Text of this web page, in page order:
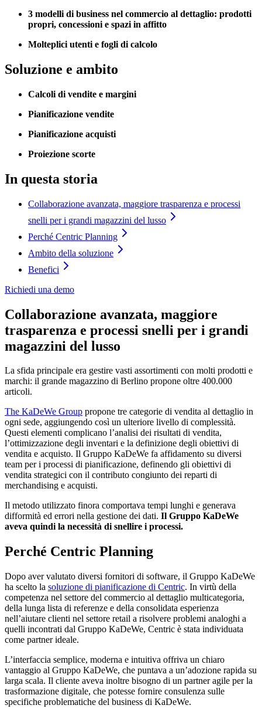
3 modelli di business nel commercio al dettaglio: prodotti
propri, concessioni e spazi in affitto
Molteplici utenti e fogli di calcolo
Soluzione e ambito
Calcoli di vendite e margini
Pianificazione vendite
Pianificazione acquisti
Proiezione scorte
In questa storia
Collaborazione avanzata, maggiore trasparenza e processi
snelli per i grandi magazzini del lusso
Perché Centric Planning
Ambito della soluzione
Benefici
Richiedi una demo
Collaborazione avanzata, maggiore
trasparenza e processi snelli per i grandi
magazzini del lusso
La sfida principale era gestire vasti assortimenti con molti prodotti e
marchi: il grande magazzino di Berlino propone oltre 400.000
articoli.
The KaDeWe Group propone tre categorie di vendita al dettaglio in
ogni sede, aggiungendo così un ulteriore livello di complessità.
Questi elementi complicano l’analisi dei risultati di vendita,
l’ottimizzazione degli inventari e la definizione degli obiettivi di
vendita e acquisto. Il Gruppo KaDeWe fa affidamento su diversi
team per i processi di pianificazione, definendo gli obiettivi di
vendita strategici con il contributo congiunto dei reparti di
merchandising e acquisti.
Il metodo utilizzato finora comportava tempi lunghi e generava
difformità ed errori nella gestione dei dati. Il Gruppo KaDeWe
aveva quindi la necessità di snellire i processi.
Perché Centric Planning
Dopo aver valutato diversi fornitori di software, il Gruppo KaDeWe
ha scelto la soluzione di pianificazione di Centric. In virtù della
competenza nel settore del commercio al dettaglio multicategoria,
della lunga lista di referenze e della consolidata esperienza
nell’aiutare clienti nel settore retail a risolvere problemi analoghi a
quelli incontrati dal Gruppo KaDeWe, Centric è stata individuata
come partner ideale.
L’interfaccia semplice, moderna e intuitiva offriva un chiaro
vantaggio al Gruppo KaDeWe, che puntava a un’adozione rapida su
larga scala. Il cliente aveva inoltre bisogno di un partner agile per la
trasformazione digitale, che potesse fornire consulenza sulle
specifiche problematiche del business di KaDeWe.